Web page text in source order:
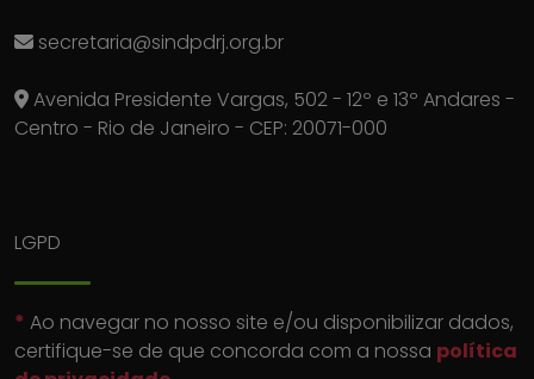
secretaria@sindpdrj.org.br
Avenida Presidente Vargas, 502 - 12º e 13º Andares -
Centro - Rio de Janeiro - CEP: 20071-000
LGPD
* Ao navegar no nosso site e/ou disponibilizar dados,
certifique-se de que concorda com a nossa política